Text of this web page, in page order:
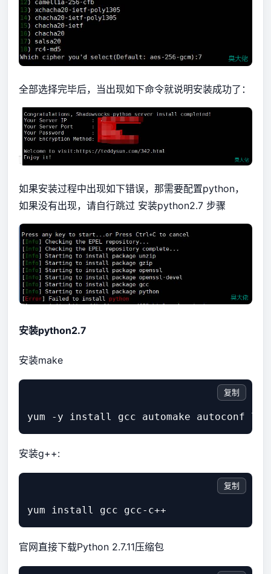
全部选择完毕后，当出现如下命令就说明安装成功了：
如果安装过程中出现如下错误，那需要配置python，
如果没有出现，请自行跳过 安装python2.7 步骤
安装python2.7
安装make
复制
安装g++:
复制
官网直接下载Python 2.7.11压缩包